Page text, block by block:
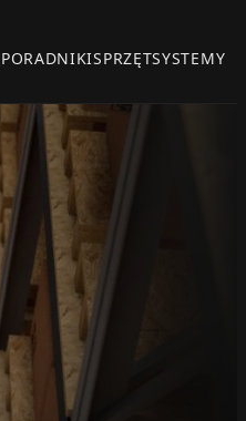
PORADNIKISPRZĘTSYSTEMY